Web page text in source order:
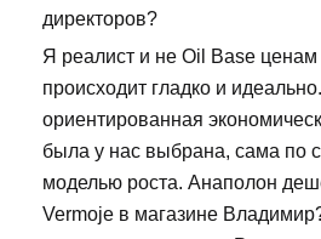
директоров?
Я реалист и не Oil Base ценам
происходит гладко и
ориентированная
была у нас выбрана, сама по
моделью роста. Анаполон
Vermoje в магазине